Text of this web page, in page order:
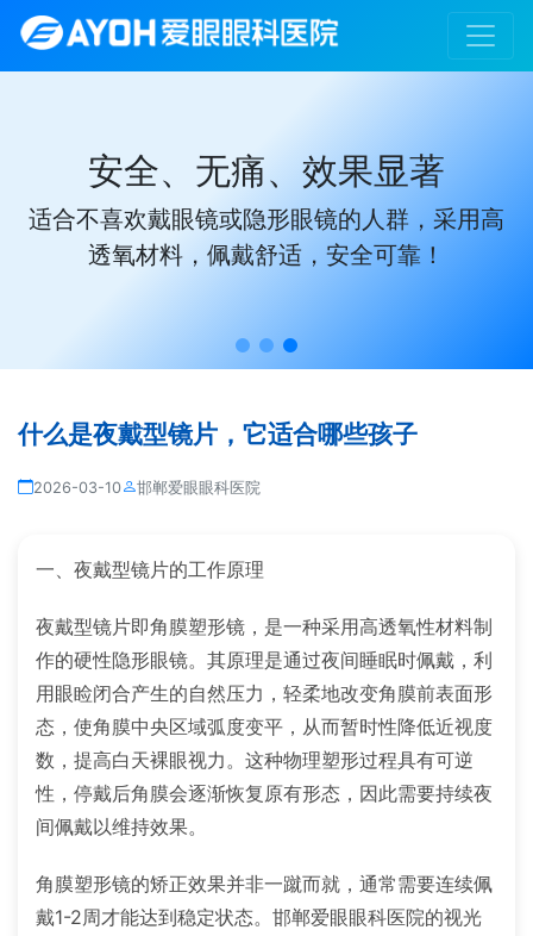
给孩子一个没有眼镜的未来
告别框架束缚，专业定制，为您的孩子量身打
造理想视觉体验！
什么是夜戴型镜片，它适合哪些孩子
2026-03-10 邯郸爱眼眼科医院
一、夜戴型镜片的工作原理
夜戴型镜片即角膜塑形镜，是一种采用高透氧性材料制
作的硬性隐形眼镜。其原理是通过夜间睡眠时佩戴，利
用眼睑闭合产生的自然压力，轻柔地改变角膜前表面形
态，使角膜中央区域弧度变平，从而暂时性降低近视度
数，提高白天裸眼视力。这种物理塑形过程具有可逆
性，停戴后角膜会逐渐恢复原有形态，因此需要持续夜
间佩戴以维持效果。
角膜塑形镜的矫正效果并非一蹴而就，通常需要连续佩
戴1-2周才能达到稳定状态。邯郸爱眼眼科医院的视光